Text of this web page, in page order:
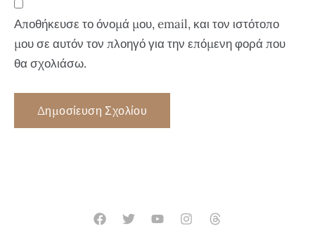
Αποθήκευσε το όνομά μου, email, και τον ιστότοπο
μου σε αυτόν τον πλοηγό για την επόμενη φορά που
θα σχολιάσω.